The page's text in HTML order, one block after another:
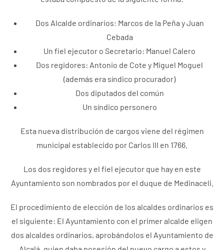
Dos Alcalde ordinarios: Marcos de la Peña y Juan
Cebada
Un fiel ejecutor o Secretario: Manuel Calero
Dos regidores: Antonio de Cote y Miguel Moguel
(además era síndico procurador)
Dos diputados del común
Un síndico personero
Esta nueva distribución de cargos viene del régimen
municipal establecido por Carlos III en 1766.
Los dos regidores y el fiel ejecutor que hay en este
Ayuntamiento son nombrados por el duque de Medinaceli.
El procedimiento de elección de los alcaldes ordinarios es
el siguiente: El Ayuntamiento con el primer alcalde eligen
dos alcaldes ordinarios, aprobándolos el Ayuntamiento de